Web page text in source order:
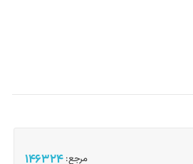
مرجع: 146324